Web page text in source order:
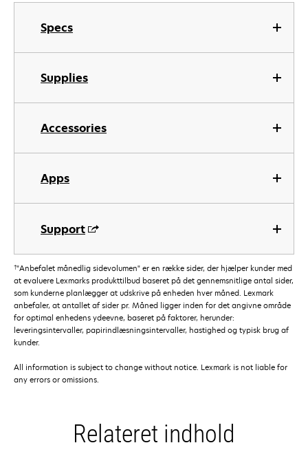
Specs
Supplies
Accessories
Apps
Support
†"Anbefalet månedlig sidevolumen" er en række sider, der hjælper kunder med
at evaluere Lexmarks produkttilbud baseret på det gennemsnitlige antal sider,
som kunderne planlægger at udskrive på enheden hver måned. Lexmark
anbefaler, at antallet af sider pr. Måned ligger inden for det angivne område
for optimal enhedens ydeevne, baseret på faktorer, herunder:
leveringsintervaller, papirindlæsningsintervaller, hastighed og typisk brug af
kunder.
All information is subject to change without notice. Lexmark is not liable for
any errors or omissions.
Relateret indhold